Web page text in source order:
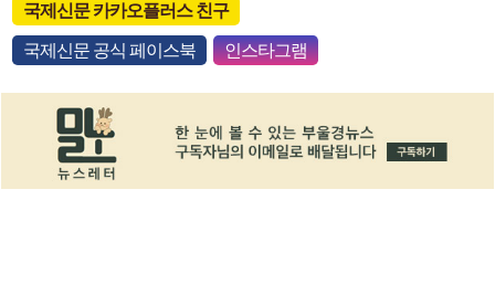
국제신문 카카오플러스 친구
국제신문 공식 페이스북 인스타그램